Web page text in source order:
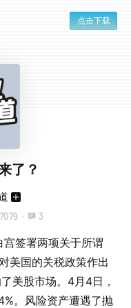
点击下载
了？
7079 · 3
签署两项关于所谓
美国的关税政策作出
美股市场。4月4日，
。风险资产遭遇了抛